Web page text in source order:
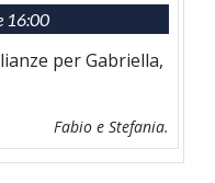
16:00
per Gabriella,
Fabio e Stefania.